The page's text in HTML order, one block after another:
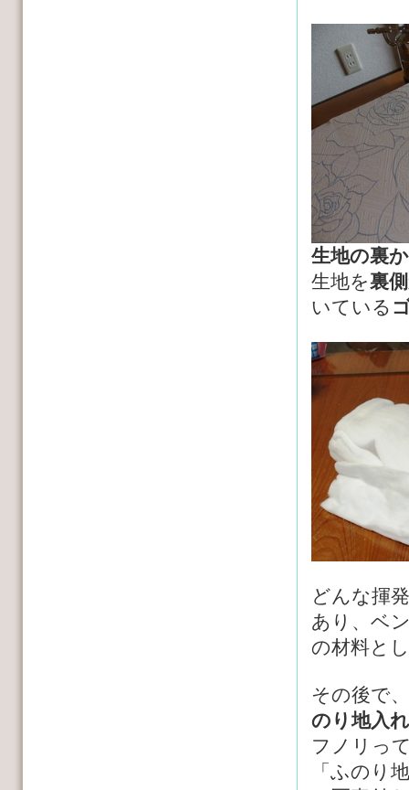
生地の裏
生地を裏
いている
どんな揮
あり、ベ
の材料と
その後で
のり地入
フノリっ
「ふのり